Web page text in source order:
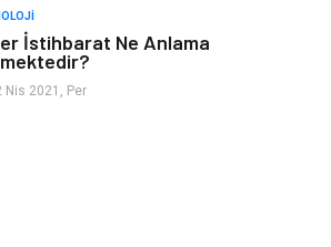
İstihbarat Ne Anlama
Nis 2021, Per